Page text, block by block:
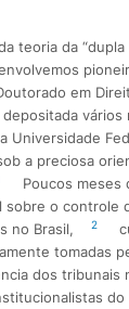
teoria da
em
vários
Universidade
a preciosa
Poucos meses
sobre o controle
no Brasil,
2
tomadas
dos tribunais